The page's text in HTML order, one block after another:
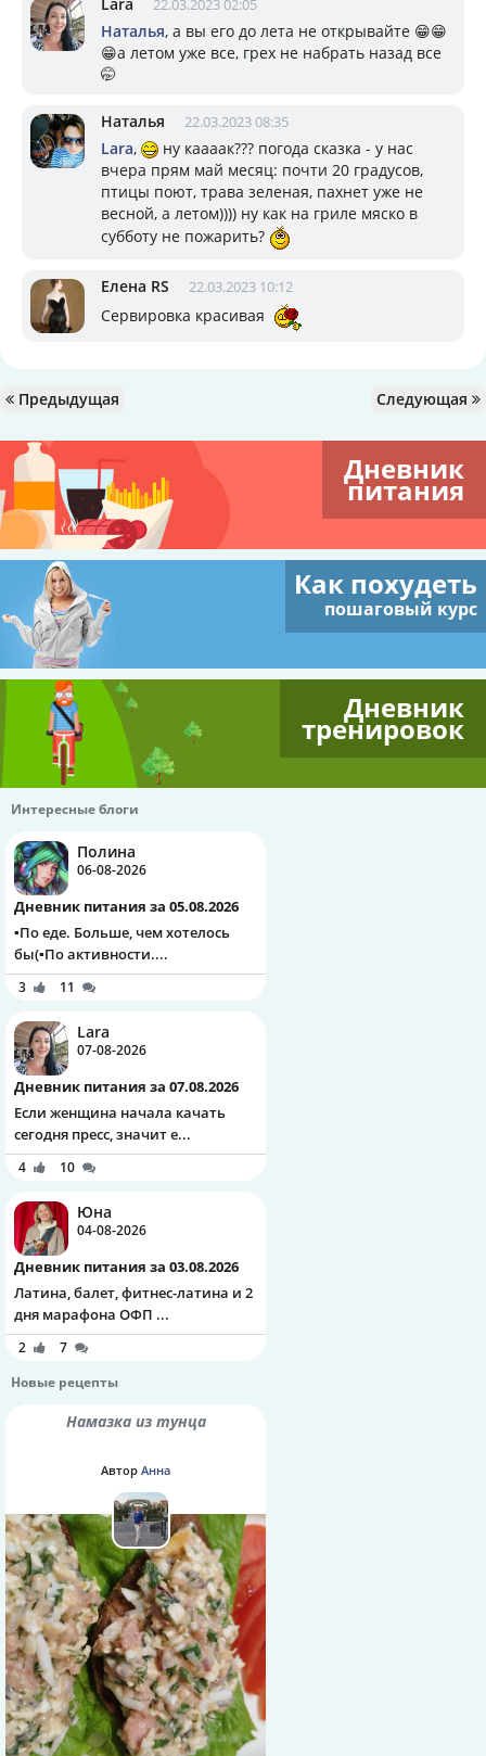
22.03.2023 02:05
Наталья, а вы его до лета не открывайте 😁😁
😁а летом уже все, грех не набрать назад все
🤭
Наталья 22.03.2023 08:35
Lara,
ну каааак??? погода сказка - у нас
вчера прям май месяц: почти 20 градусов,
птицы поют, трава зеленая, пахнет уже не
весной, а летом)))) ну как на гриле мяско в
субботу не пожарить?
Елена RS 22.03.2023 10:12
Сервировка красивая
Предыдущая Следующая
Дневник
питания
Как похудеть
пошаговый курс
Дневник
тренировок
Интересные блоги
Полина
06-08-2026
Дневник питания за 05.08.2026
▪️По еде. Больше, чем хотелось
бы(▪️По активности....
3 11
Lara
07-08-2026
Дневник питания за 07.08.2026
Если женщина начала качать
сегодня пресс, значит е...
4 10
Юна
04-08-2026
Дневник питания за 03.08.2026
Латина, балет, фитнес-латина и 2
дня марафона ОФП ...
2
7
Новые рецепты
Намазка из тунца
Автор Анна